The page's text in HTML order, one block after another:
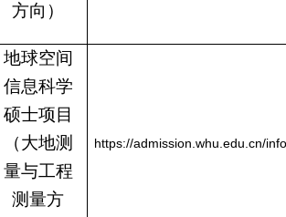
方向）
地球空间
信息科学
硕士项目
（大地测
量与工程
测量方
https://admission.whu.edu.cn/